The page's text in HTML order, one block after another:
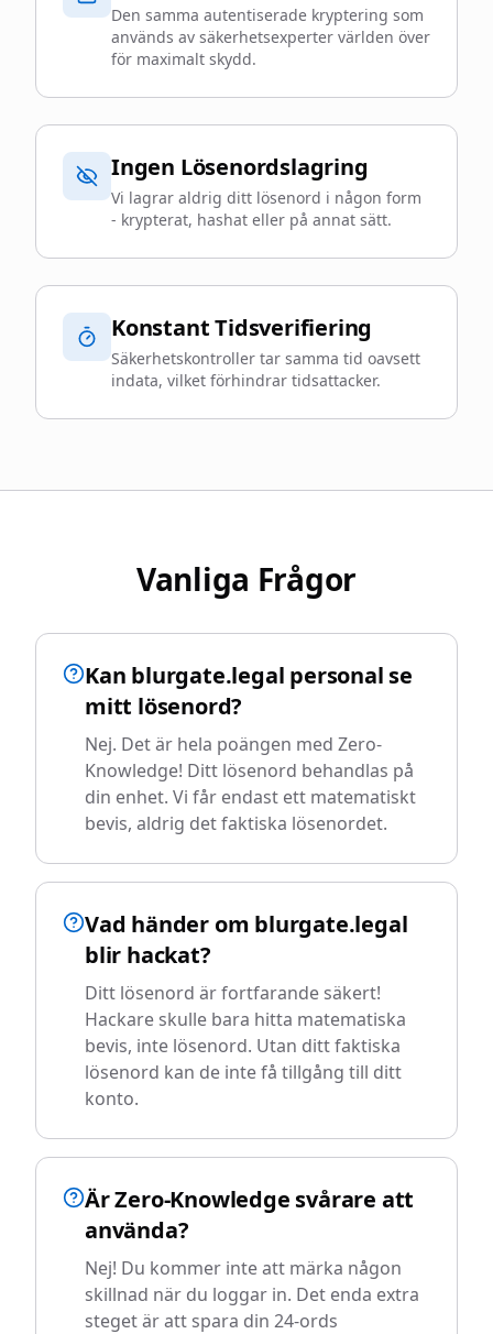
Den samma autentiserade kryptering som
används av säkerhetsexperter världen över
för maximalt skydd.
Ingen Lösenordslagring
Vi lagrar aldrig ditt lösenord i någon form
- krypterat, hashat eller på annat sätt.
Konstant Tidsverifiering
Säkerhetskontroller tar samma tid oavsett
indata, vilket förhindrar tidsattacker.
Vanliga Frågor
Kan blurgate.legal personal se
mitt lösenord?
Nej. Det är hela poängen med Zero-
Knowledge! Ditt lösenord behandlas på
din enhet. Vi får endast ett matematiskt
bevis, aldrig det faktiska lösenordet.
Vad händer om blurgate.legal
blir hackat?
Ditt lösenord är fortfarande säkert!
Hackare skulle bara hitta matematiska
bevis, inte lösenord. Utan ditt faktiska
lösenord kan de inte få tillgång till ditt
konto.
Är Zero-Knowledge svårare att
använda?
Nej! Du kommer inte att märka någon
skillnad när du loggar in. Det enda extra
steget är att spara din 24-ords